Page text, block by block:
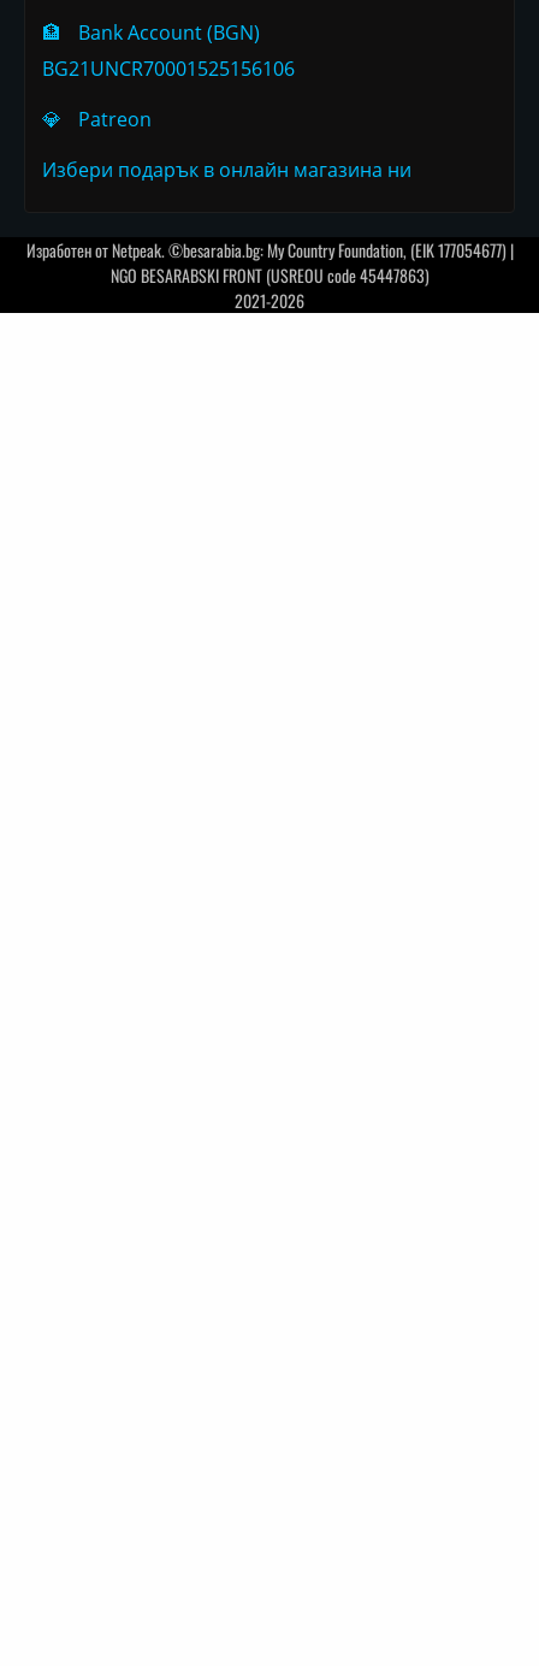
🏦
Bank Account (BGN)
BG21UNCR70001525156106
💎
Patreon
Избери подарък в онлайн магазина ни
Изработен отNetpeak. ©besarabia.bg: My Country Foundation, (EIK 177054677) |
NGO BESARABSKI FRONT (USREOU code 45447863)
2021-2026